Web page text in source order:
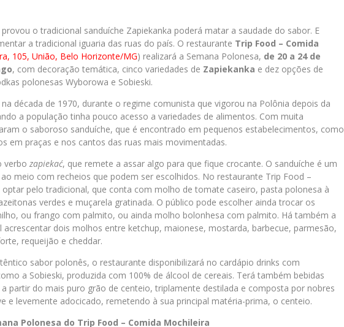
o tradicional sanduíche Zapiekanka poderá matar a saudade do sabor. E
a tradicional iguaria das ruas do país. O restaurante Trip Food – Comida
105, União, Belo Horizonte/MG) realizará a Semana Polonesa, de 20 a 24 de
, com decoração temática, cinco variedades de Zapiekanka e dez opções de
polonesas Wyborowa e Sobieski.
década de 1970, durante o regime comunista que vigorou na Polônia depois da
a população tinha pouco acesso a variedades de alimentos. Com muita
o saboroso sanduíche, que é encontrado em pequenos estabelecimentos, como
em praças e nos cantos das ruas mais movimentadas.
verbo zapiekać, que remete a assar algo para que fique crocante. O sanduíche é um
meio com recheios que podem ser escolhidos. No restaurante Trip Food –
optar pelo tradicional, que conta com molho de tomate caseiro, pasta polonesa à
verdes e muçarela gratinada. O público pode escolher ainda trocar os
ou frango com palmito, ou ainda molho bolonhesa com palmito. Há também a
acrescentar dois molhos entre ketchup, maionese, mostarda, barbecue, parmesão,
requeijão e cheddar.
sabor polonês, o restaurante disponibilizará no cardápio drinks com
a Sobieski, produzida com 100% de álcool de cereais. Terá também bebidas
partir do mais puro grão de centeio, triplamente destilada e composta por nobres
e levemente adocicado, remetendo à sua principal matéria-prima, o centeio.
Polonesa do Trip Food – Comida Mochileira